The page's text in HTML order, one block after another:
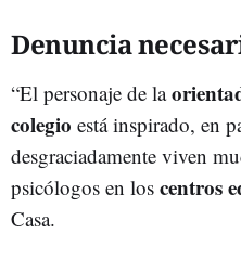
Denuncia
“El personaje de la
colegio está inspirado, en
desgraciadamente viven
psicólogos en los centros
Casa.